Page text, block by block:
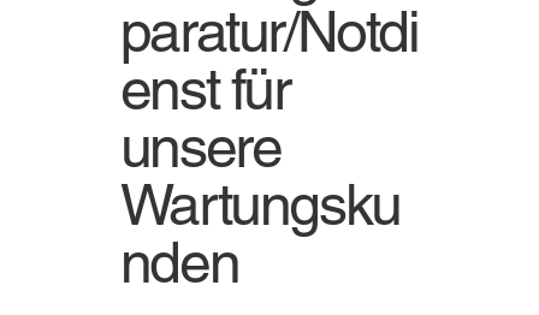
paratur/Notdi
enst für
unsere
Wartungsku
nden